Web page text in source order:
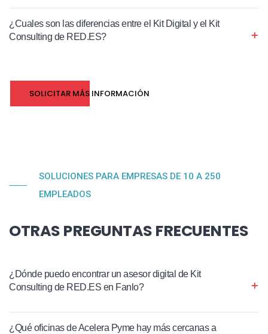
¿Cuales son las diferencias entre el Kit Digital y el Kit
Consulting de RED.ES?
SOLICITAR MÁS INFORMACIÓN
SOLUCIONES PARA EMPRESAS DE 10 A 250
EMPLEADOS
OTRAS PREGUNTAS FRECUENTES
¿Dónde puedo encontrar un asesor digital de Kit
Consulting de RED.ES en Fanlo?
¿Qué oficinas de Acelera Pyme hay más cercanas a